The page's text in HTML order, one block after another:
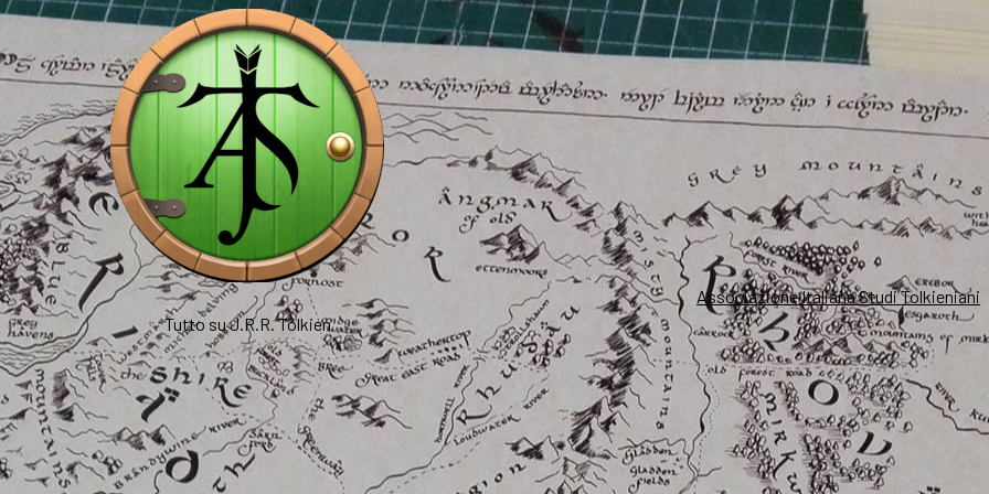
Associazione Italiana Studi Tolkieniani
Tutto su J.R.R. Tolkien